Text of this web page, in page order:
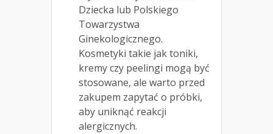
Dziecka lub Polskiego
Towarzystwa
Ginekologicznego.
Kosmetyki takie jak toniki,
kremy czy peelingi mogą być
stosowane, ale warto przed
zakupem zapytać o próbki,
aby uniknąć reakcji
alergicznych.